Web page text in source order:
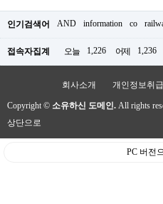
인기검색어 AND information co
접속자집계 오늘 1,226 어제 1,236
회사소개 개인정보취
Copyright © 소유하신 도메인. All rights
상단으로
PC 버전